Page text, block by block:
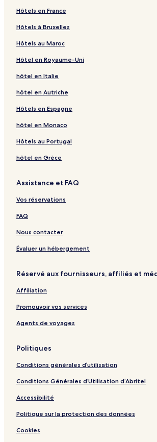
Hôtels en France
Hôtels à Bruxelles
Hôtels au Maroc
Hôtel en Royaume-Uni
hôtel en Italie
hôtel en Autriche
Hôtels en Espagne
hôtel en Monaco
Hôtels au Portugal
hôtel en Grèce
Assistance et FAQ
Vos réservations
FAQ
Nous contacter
Évaluer un hébergement
Réservé aux fournisseurs, affiliés et
Affiliation
Promouvoir vos services
Agents de voyages
Politiques
Conditions générales d’utilisation
Conditions Générales d’Utilisation d’Abritel
Accessibilité
Politique sur la protection des données
Cookies